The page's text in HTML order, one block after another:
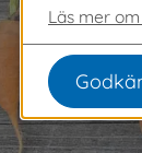
Läs mer